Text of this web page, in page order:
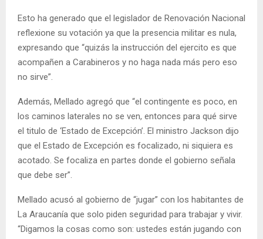
Esto ha generado que el legislador de Renovación Nacional
reflexione su votación ya que la presencia militar es nula,
expresando que “quizás la instrucción del ejercito es que
acompañen a Carabineros y no haga nada más pero eso
no sirve”.
Además, Mellado agregó que “el contingente es poco, en
los caminos laterales no se ven, entonces para qué sirve
el titulo de ‘Estado de Excepción’. El ministro Jackson dijo
que el Estado de Excepción es focalizado, ni siquiera es
acotado. Se focaliza en partes donde el gobierno señala
que debe ser”.
Mellado acusó al gobierno de “jugar” con los habitantes de
La Araucanía que solo piden seguridad para trabajar y vivir.
“Digamos la cosas como son: ustedes están jugando con